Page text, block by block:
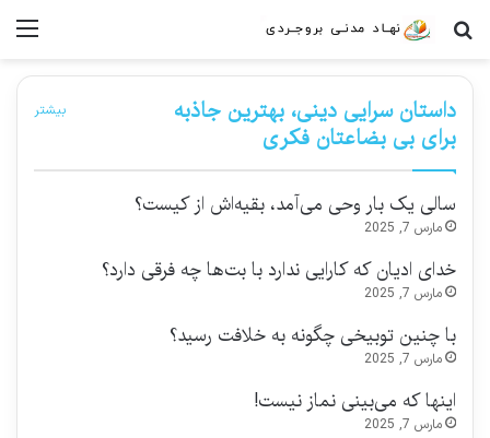
جستجو برای
داستان سرایی دینی، بهترین جاذبه
برای بی بضاعتان فکری
بیشتر
سالی یک بار وحی می‌آمد، بقیه‌اش از کیست؟
مارس 7, 2025
خدای ادیان که کارایی ندارد با بت‌ها چه فرقی دارد؟
مارس 7, 2025
با چنین توبیخی چگونه به خلافت رسید؟
مارس 7, 2025
اینها که می‌بینی نماز نیست!
مارس 7, 2025